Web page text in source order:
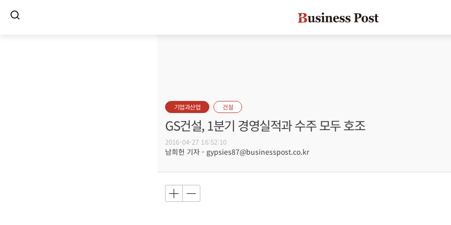
기업과산업 건설
GS건설, 1분기 경영실적과 수주 모두 호조
2016-04-27 16:52:10
남희헌 기자 - gypsies87@businesspost.co.kr